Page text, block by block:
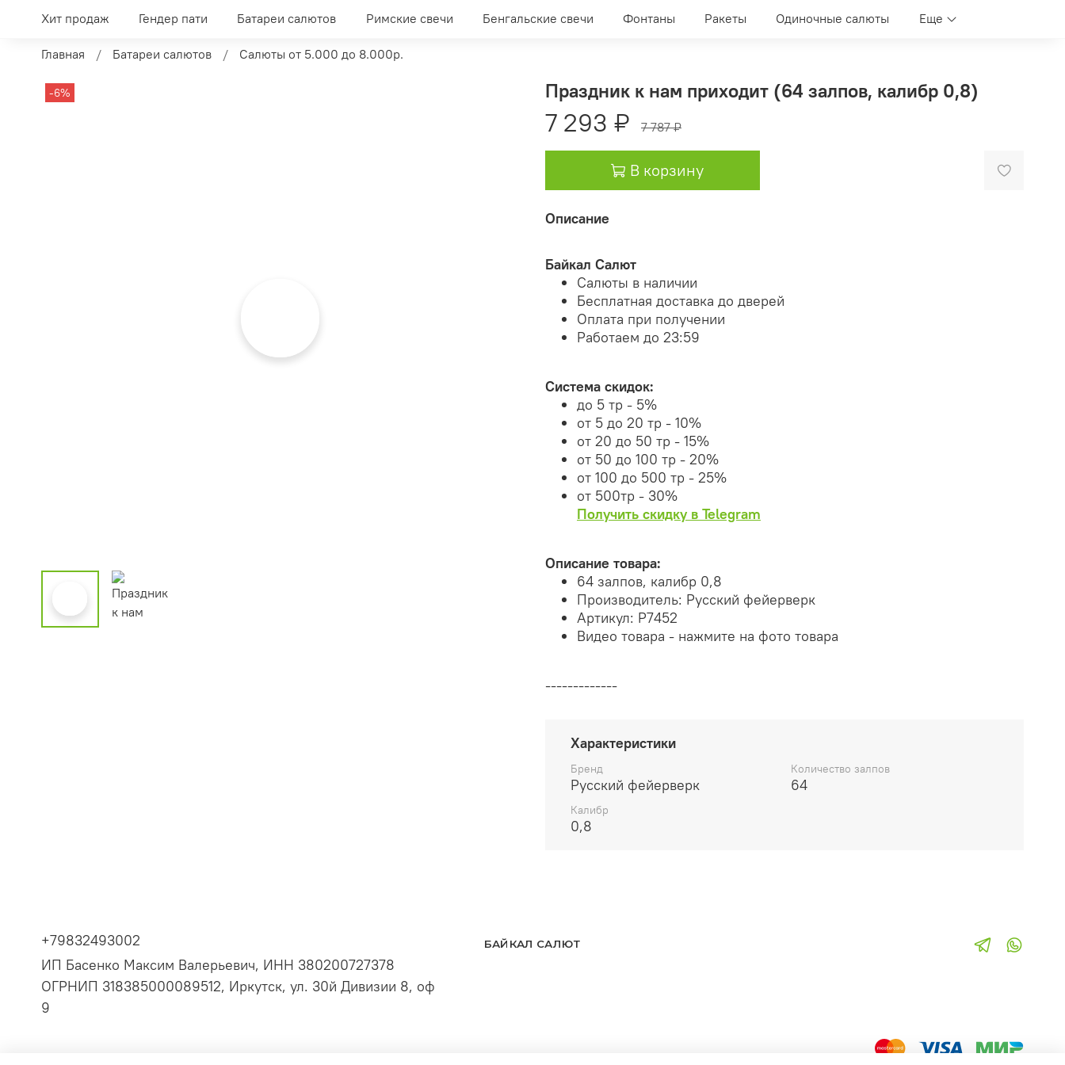
Хит продаж Гендер пати Батареи салютов Римские свечи Бенгальские свечи Фонтаны Ракеты Одиночные салюты Еще
Главная Батареи салютов Салюты от 5.000 до 8.000р.
-6% Праздник к нам приходит (64 залпов, калибр 0,8)
7 293 ₽ 7 787 ₽
В корзину
Описание
Байкал Салют
Салюты в наличии
Бесплатная доставка до дверей
Оплата при получении
Работаем до 23:59
Система скидок:
до 5 тр - 5%
от 5 до 20 тр - 10%
от 20 до 50 тр - 15%
от 50 до 100 тр - 20%
от 100 до 500 тр - 25%
от 500тр - 30%
Получить скидку в Telegram
Описание товара:
64 залпов, калибр 0,8
Производитель: Русский фейерверк
Артикул: Р7452
Видео товара - нажмите на фото товара
-------------
Характеристики
Бренд
Русский фейерверк
Количество залпов
64
Калибр
0,8
+79832493002
ИП Басенко Максим Валерьевич, ИНН 380200727378
ОГРНИП 318385000089512, Иркутск, ул. 30й Дивизии 8, оф
9
БАЙКАЛ САЛЮТ